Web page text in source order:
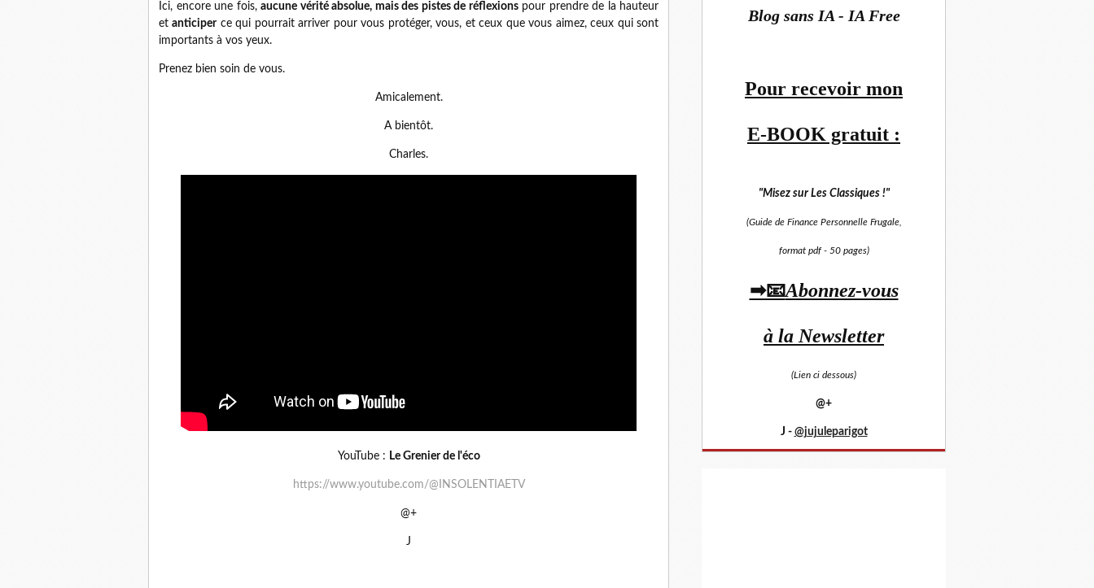
Ici, encore une fois, aucune vérité absolue, mais des pistes de réflexionspour prendre de la hauteur
etanticiperce qui pourrait arriver pour vous protéger, vous, et ceux que vous aimez, ceux qui sont
importants à vos yeux.
Prenez bien soin de vous.
Amicalement.
A bientôt.
Charles.
YouTube : Le Grenier de l'éco
https://www.youtube.com/@INSOLENTIAETV
@+
J
Blog sans IA - IA Free
Pour recevoir mon
E-BOOK gratuit :
"Misez sur Les Classiques !"
(Guide de Finance Personnelle Frugale,
format pdf - 50 pages)
➡📧Abonnez-vous
à la Newsletter
(Lien ci dessous)
@+
J - @jujuleparigot